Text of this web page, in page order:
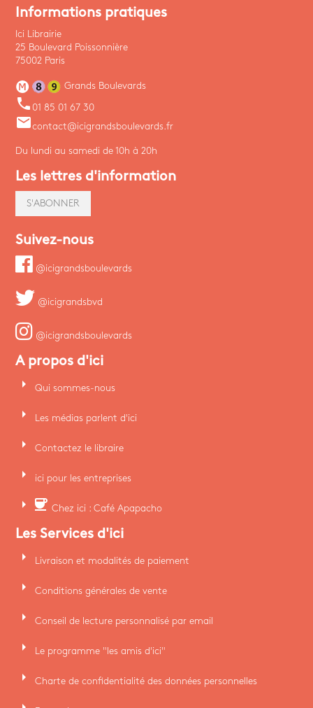
Informations pratiques
Ici Librairie
25 Boulevard Poissonnière
75002 Paris
Grands Boulevards
phone 01 85 01 67 30
emailcontact@icigrandsboulevards.fr
Du lundi au samedi de 10h à 20h
Les lettres d'information
S'ABONNER
Suivez-nous
@icigrandsboulevards
@icigrandsbvd
@icigrandsboulevards
A propos d'ici
arrow_right Qui sommes-nous
arrow_right Les médias parlent d'ici
arrow_right Contactez le libraire
arrow_right ici pour les entreprises
arrow_right coffee Chez ici : Café Apapacho
Les Services d'ici
arrow_right Livraison et modalités de paiement
arrow_right Conditions générales de vente
arrow_right Conseil de lecture personnalisé par email
arrow_right Le programme "les amis d'ici"
arrow_right Charte de confidentialité des données personnelles